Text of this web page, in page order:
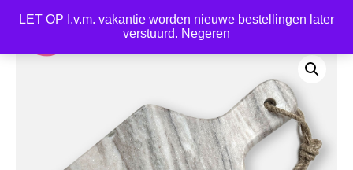
LET OP I.v.m. vakantie worden nieuwe bestellingen later
verstuurd. Negeren